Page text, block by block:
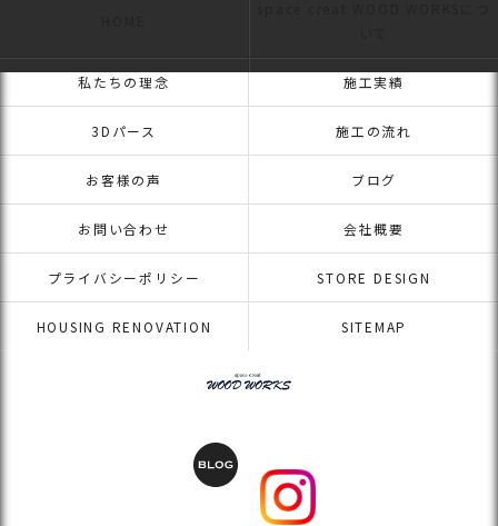
私たちの理念 施工実績
3Dパース 施工の流れ
お客様の声 ブログ
お問い合わせ 会社概要
プライバシーポリシー STORE DESIGN
HOUSING RENOVATION SITEMAP